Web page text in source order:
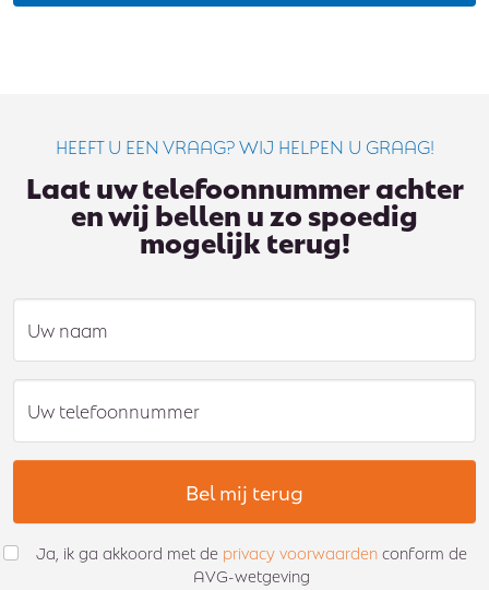
HEEFT U EEN VRAAG? WIJ HELPEN U GRAAG!
Laat uw telefoonnummer achter
en wij bellen u zo spoedig
mogelijk terug!
Uw naam
Uw telefoonnummer
Bel mij terug
Ja, ik ga akkoord met de privacy voorwaardenconform de
AVG-wetgeving